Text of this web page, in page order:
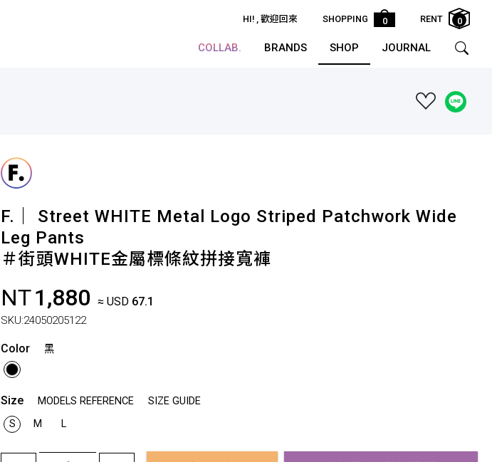
HI! , 歡迎回來 SHOPPING 0 RENT 0
COLLAB. BRANDS SHOP JOURNAL
F.｜ Street WHITE Metal Logo Striped Patchwork Wide
Leg Pants
＃街頭WHITE金屬標條紋拼接寬褲
NT1,880 ≈ USD 67.1
SKU:24050205122
Color 黑
Size MODELS REFERENCE
SIZE GUIDE
S
M L